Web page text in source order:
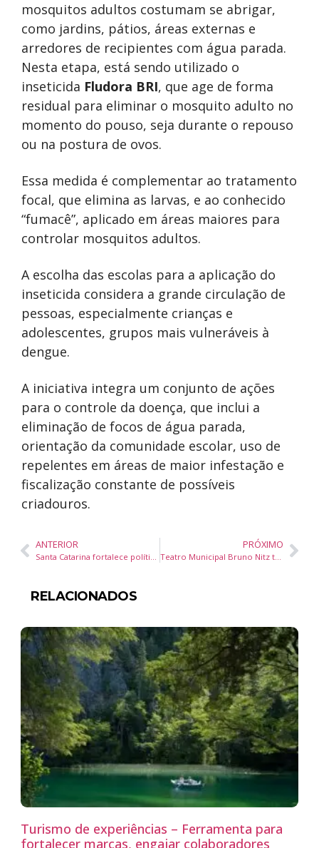
mosquitos adultos costumam se abrigar,
como jardins, pátios, áreas externas e
arredores de recipientes com água parada.
Nesta etapa, está sendo utilizado o
inseticida Fludora BRI, que age de forma
residual para eliminar o mosquito adulto no
momento do pouso, seja durante o repouso
ou na postura de ovos.
Essa medida é complementar ao tratamento
focal, que elimina as larvas, e ao conhecido
“fumacê”, aplicado em áreas maiores para
controlar mosquitos adultos.
A escolha das escolas para a aplicação do
inseticida considera a grande circulação de
pessoas, especialmente crianças e
adolescentes, grupos mais vulneráveis à
dengue.
A iniciativa integra um conjunto de ações
para o controle da doença, que inclui a
eliminação de focos de água parada,
orientação da comunidade escolar, uso de
repelentes em áreas de maior infestação e
fiscalização constante de possíveis
criadouros.
ANTERIOR
Santa Catarina fortalece política de resíduos com novo decreto de logística reversa
PRÓXIMO
Teatro Municipal Bruno Nitz terá mais de 150 dias de espetáculos entre agosto de 2025 e julho de 2026
RELACIONADOS
Turismo de experiências – Ferramenta para
fortalecer marcas, engajar colaboradores